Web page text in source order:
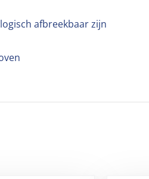
afbreekbaar zijn